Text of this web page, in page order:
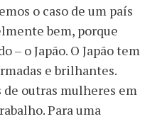
o caso de um país
bem, porque
– o Japão. O Japão tem
e brilhantes.
de outras mulheres em
Para uma